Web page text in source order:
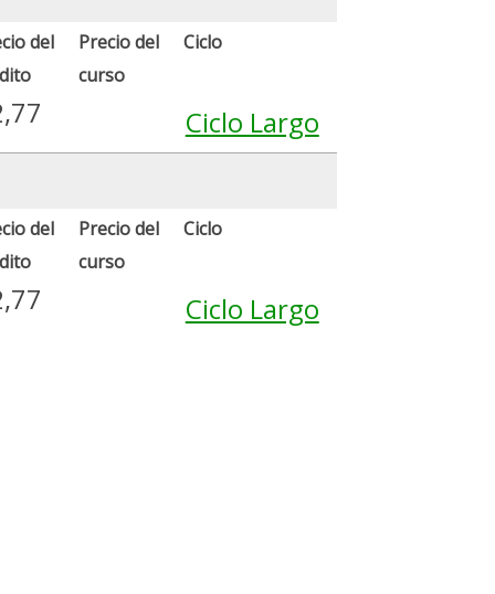
del
Precio del
curso
Ciclo
Ciclo Largo
del
Precio del
curso
Ciclo
Ciclo Largo